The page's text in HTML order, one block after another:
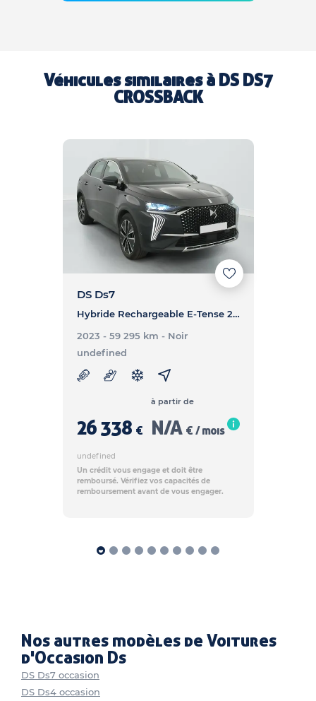
Véhicules similaires à DS DS7
CROSSBACK
DS Ds7
Hybride Rechargeable E-Tense 225 EAT8 Bastille - DS7 Hybride Rechargeable E-Tense 225 EAT8 Bastille
2023 - 59 295 km - Noir
undefined
26 338 €
à partir de
N/A € / mois
undefined
Un crédit vous engage et doit être
remboursé. Vérifiez vos capacités de
remboursement avant de vous engager.
Nos autres modèles de Voitures
d'Occasion Ds
DS Ds7 occasion
DS Ds4 occasion